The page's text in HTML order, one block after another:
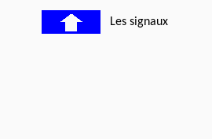
Les signaux